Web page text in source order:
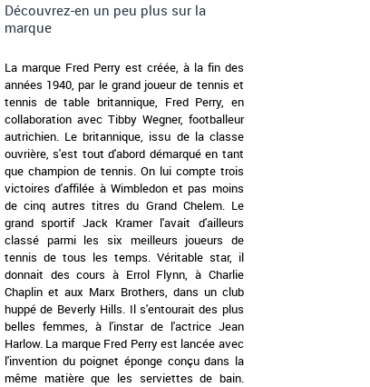
Découvrez-en un peu plus sur la
marque
La marque Fred Perry est créée, à la fin des
années 1940, par le grand joueur de tennis et
tennis de table britannique, Fred Perry, en
collaboration avec Tibby Wegner, footballeur
autrichien. Le britannique, issu de la classe
ouvrière, s'est tout d'abord démarqué en tant
que champion de tennis. On lui compte trois
victoires d'affilée à Wimbledon et pas moins
de cinq autres titres du Grand Chelem. Le
grand sportif Jack Kramer l'avait d'ailleurs
classé parmi les six meilleurs joueurs de
tennis de tous les temps. Véritable star, il
donnait des cours à Errol Flynn, à Charlie
Chaplin et aux Marx Brothers, dans un club
huppé de Beverly Hills. Il s'entourait des plus
belles femmes, à l'instar de l'actrice Jean
Harlow. La marque Fred Perry est lancée avec
l'invention du poignet éponge conçu dans la
même matière que les serviettes de bain.